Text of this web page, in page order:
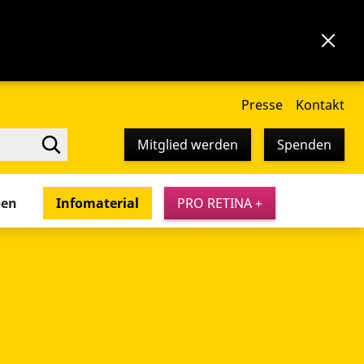
Presse Kontakt
Mitglied werden Spenden
Infomaterial PRO RETINA +